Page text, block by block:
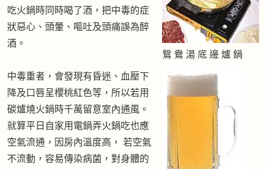
吃火鍋時同時喝了酒，把中毒的症
狀惡心、頭暈、嘔吐及頭痛誤為醉
酒。
中毒重者，會發現有昏迷、血壓下
降及口唇呈櫻桃紅色等，所以若用
碳爐燒火鍋時千萬留意室內通風。
就算平日自家用電鍋弄火鍋吃也應
空氣流通，因房內溫度高， 若空氣
不流動，容易傳染病菌，對身體的
鴛 鴦 湯 底 邊 爐 鍋